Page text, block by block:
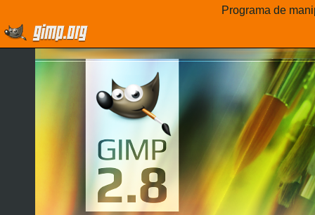
Programa de